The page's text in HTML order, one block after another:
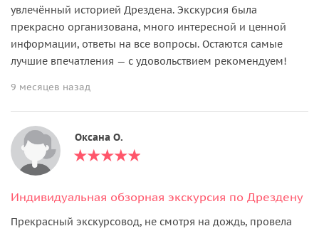
увлечённый историей Дрездена. Экскурсия была
прекрасно организована, много интересной и ценной
информации, ответы на все вопросы. Остаются самые
лучшие впечатления — с удовольствием рекомендуем!
9 месяцев назад
Оксана О.
Индивидуальная обзорная экскурсия по Дрездену
Прекрасный экскурсовод, не смотря на дождь, провела